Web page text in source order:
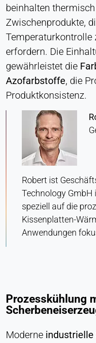
beinhalten
Zwischenprodukte,
Temperaturkontrolle
erfordern. Die
gewährleistet die
Azofarbstoffe, die
Produktkonsistenz.
Robert ist
Technology GmbH
speziell auf die
Kissenplatten-
Anwendungen
Prozesskühlung
Moderne industrielle
Name:
Zustimmung
Anbieter:
Heat Transfer
Zweck:
Speichert Ihre
Cookie Laufzeit:
1 Jahr
STATISTIK
Wird verwendet,
genutzt wird, und
werden
Matomo
Statistik
Cookie Laufzeit: